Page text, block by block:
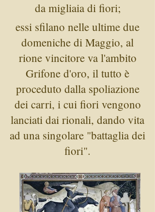
da migliaia di fiori;
essi sfilano nelle ultime due
domeniche di Maggio, al
rione vincitore va l'ambito
Grifone d'oro, il tutto è
proceduto dalla spoliazione
dei carri, i cui fiori vengono
lanciati dai rionali, dando vita
ad una singolare "battaglia dei
fiori".